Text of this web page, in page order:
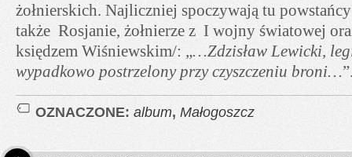
żołnierskich. Najliczniej spoczywają tu
także Rosjanie, żołnierze z I wojny światowej
księdzem Wiśniewskim/: „…Zdzisław Lewicki,
wypadkowo postrzelony przy czyszczeniu broni…
OZNACZONE: album, Małogoszcz